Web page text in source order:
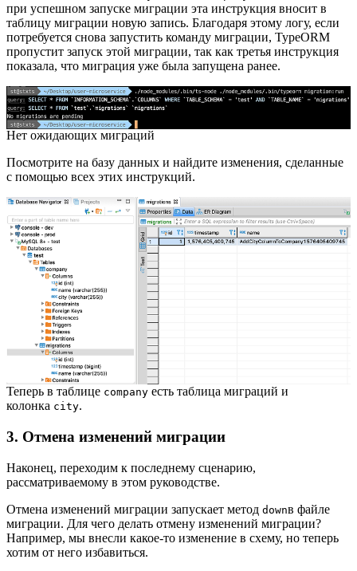
при успешном запуске миграции эта инструкция вносит в
таблицу миграции новую запись. Благодаря этому логу, если
потребуется снова запустить команду миграции, TypeORM
пропустит запуск этой миграции, так как третья инструкция
показала, что миграция уже была запущена ранее.
Нет ожидающих миграций
Посмотрите на базу данных и найдите изменения, сделанные
с помощью всех этих инструкций.
Теперь в таблице company есть таблица миграций и
колонка city.
3. Отмена изменений миграции
Наконец, переходим к последнему сценарию,
рассматриваемому в этом руководстве.
Отмена изменений миграции запускает метод downв файле
миграции. Для чего делать отмену изменений миграции?
Например, мы внесли какое-то изменение в схему, но теперь
хотим от него избавиться.